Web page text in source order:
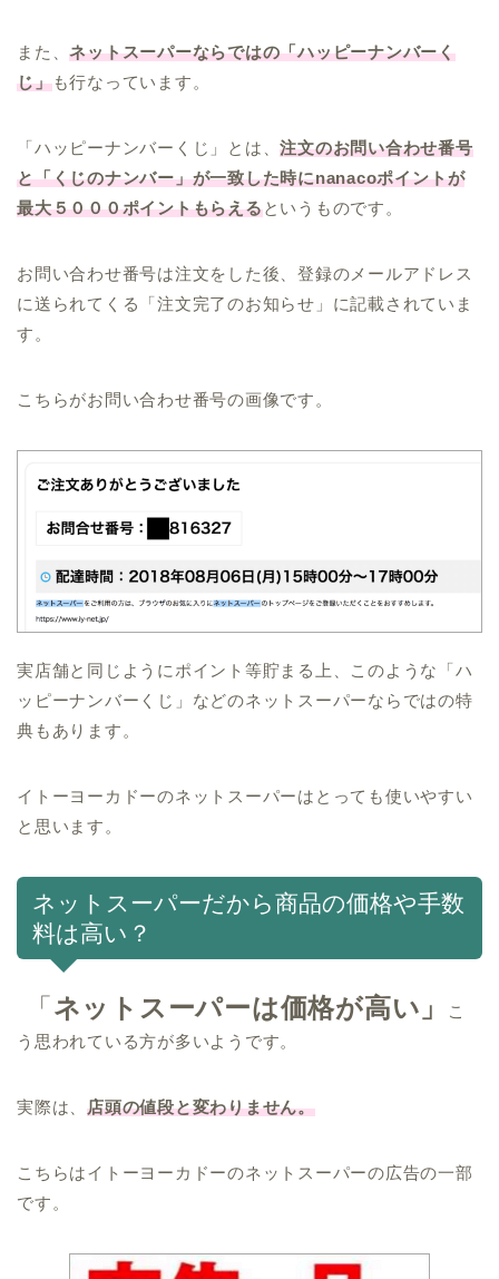
また、ネットスーパーならではの「ハッピーナンバーく
じ」も行なっています。
「ハッピーナンバーくじ」とは、注文のお問い合わせ番号
と「くじのナンバー」が一致した時にnanacoポイントが
最大５０００ポイントもらえるというものです。
お問い合わせ番号は注文をした後、登録のメールアドレス
に送られてくる「注文完了のお知らせ」に記載されていま
す。
こちらがお問い合わせ番号の画像です。
実店舗と同じようにポイント等貯まる上、このような「ハ
ッピーナンバーくじ」などのネットスーパーならではの特
典もあります。
イトーヨーカドーのネットスーパーはとっても使いやすい
と思います。
ネットスーパーだから商品の価格や手数
料は高い？
「ネットスーパーは価格が高い」
こ
う思われている方が多いようです。
実際は、店頭の値段と変わりません。
こちらはイトーヨーカドーのネットスーパーの広告の一部
です。